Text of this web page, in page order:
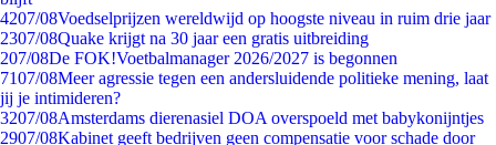
4207/08Voedselprijzen wereldwijd op hoogste niveau in ruim drie jaar
2307/08Quake krijgt na 30 jaar een gratis uitbreiding
207/08De FOK!Voetbalmanager 2026/2027 is begonnen
7107/08Meer agressie tegen een andersluidende politieke mening, laat
jij je intimideren?
3207/08Amsterdams dierenasiel DOA overspoeld met babykonijntjes
2907/08Kabinet geeft bedrijven geen compensatie voor schade door